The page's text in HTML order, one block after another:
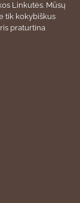
Linkutės. Mūsų
tik kokybiškus
praturtina